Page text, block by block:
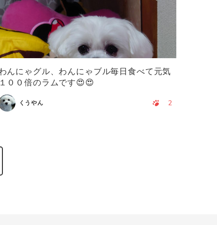
んにゃグル、わんにゃブル毎日食べて元気
００倍のラムです😍😍
くうやん 2